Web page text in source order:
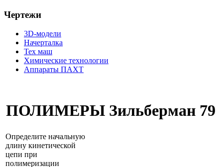
Чертежи
3D-модели
Начерталка
Тех маш
Химические технологии
Аппараты ПАХТ
ПОЛИМЕРЫ Зильберман 79
Определите начальную
длину кинетической
цепи при
полимеризации